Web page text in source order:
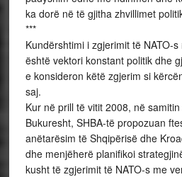
ka dorë në të gjitha zhvillimet
***
Kundërshtimi i zgjerimit të NATO-
është vektori konstant politik dhe
e konsideron këtë zgjerim si
saj.
Kur në prill të vitit 2008, në
Bukuresht, SHBA-të propozuan
anëtarësim të Shqipërisë dhe
dhe menjëherë planifikoi
kusht të zgjerimit të NATO-s me